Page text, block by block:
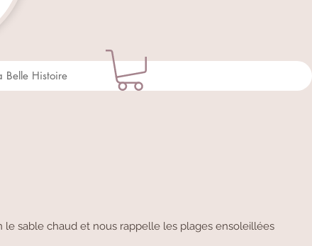
Belle Histoire
sable chaud et nous rappelle les plages ensoleillées